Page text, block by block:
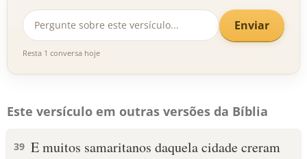
Enviar
Resta 1 conversa hoje
Este versículo em outras versões da Bíblia
39 E muitos samaritanos daquela cidade creram